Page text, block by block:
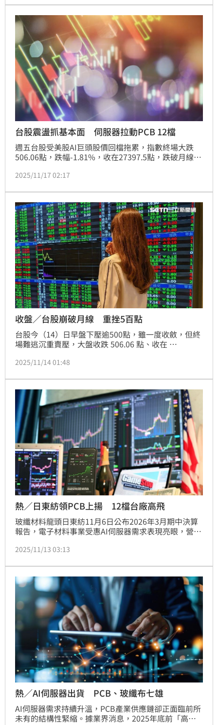
強化台灣在全球AI供應鏈中的競爭地位。
台股震盪抓基本面 伺服器拉動PCB 12檔
週五台股受美股AI巨頭股價回檔拖累，指數終場大跌
506.06點，跌幅-1.81%，收在27397.5點，跌破月線支
幅-0.92%，平均日均量5901.81億元。三大法人方面則
6週減碼台股，投信單週減持26.48億元，自營商也連續
第2週減碼148.92億元，三大法人合計賣超1157.18億
元。
2025/11/17 02:17
收盤／台股崩破月線 重挫5百點
台股今（14）日早盤下壓逾500點，雖一度收斂，但終
場難逃沉重賣壓，大盤收跌 506.06 點、收在
市場情緒瞬間急凍。台積電成為全場最大壓力來源，尾
跌點，成交量更爆出 5541 億元，恐慌氣氛瀰漫交易
室。
2025/11/14 01:48
熱／日東紡領PCB上揚 12檔台廠高飛
玻纖材料龍頭日東紡11月6日公布2026年3月期中決算
報告，電子材料事業受惠AI伺服器需求表現亮眼，營業
來巨額利益，將全年淨利預測從130億日圓上調至375
零件，帶動總體訂單暢旺，消息一出引爆日東紡股價連
日大漲，近5個交易日累計飆漲逾5成，激勵台股相關玻
纖布與PCB上游材料多頭表態。
2025/11/13 03:13
熱／AI伺服器出貨 PCB、玻纖布七雄
AI伺服器需求持續升溫，PCB產業供應鏈卻正面臨前所
未有的結構性緊縮。據業界消息，2025年底前「高階